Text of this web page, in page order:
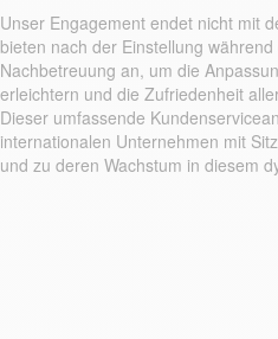
Unser Engagement endet nicht mit
bieten nach der Einstellung
Nachbetreuung an, um die
erleichtern und die Zufriedenheit
Dieser umfassende
internationalen Unternehmen mit
und zu deren Wachstum in diesem